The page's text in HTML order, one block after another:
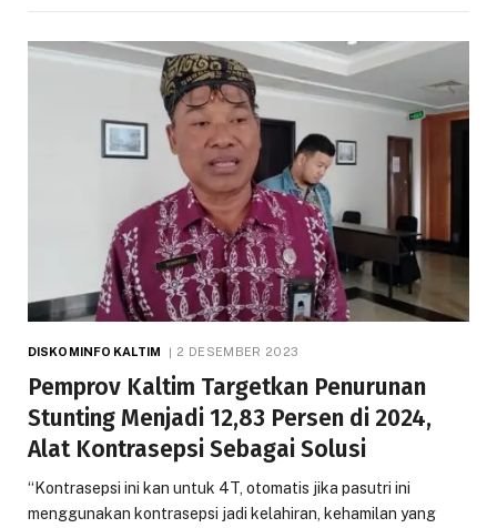
DISKOMINFO KALTIM 2 DESEMBER 2023
Pemprov Kaltim Targetkan Penurunan
Stunting Menjadi 12,83 Persen di 2024,
Alat Kontrasepsi Sebagai Solusi
“Kontrasepsi ini kan untuk 4T, otomatis jika pasutri ini
menggunakan kontrasepsi jadi kelahiran, kehamilan yang